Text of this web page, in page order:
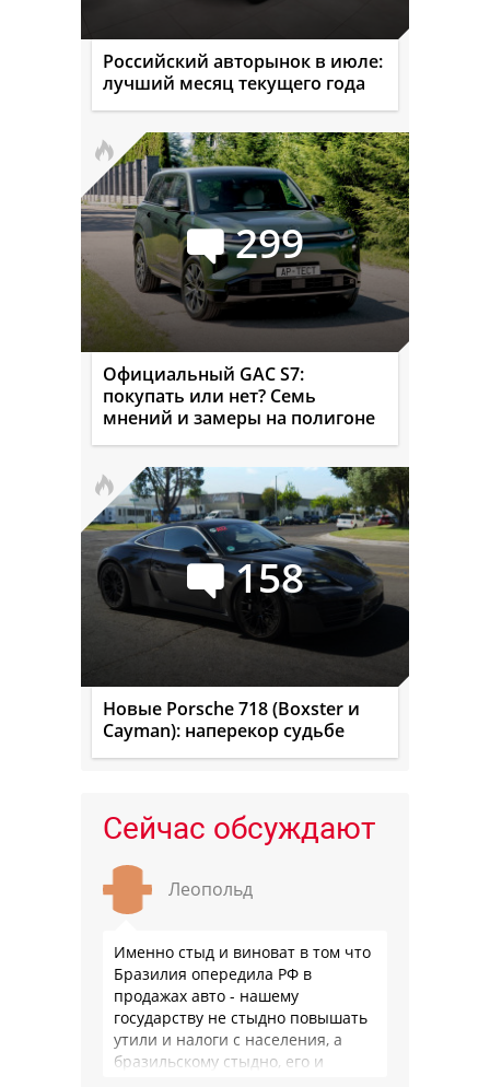
Российский авторынок в июле:
лучший месяц текущего года
299
Официальный GAC S7:
покупать или нет? Семь
мнений и замеры на полигоне
158
Новые Porsche 718 (Boxster и
Cayman): наперекор судьбе
Сейчас обсуждают
Леопольд
Именно стыд и виноват в том что
Бразилия опередила РФ в
продажах авто - нашему
государству не стыдно повышать
утили и налоги с населения, а
бразильскому стыдно, его и